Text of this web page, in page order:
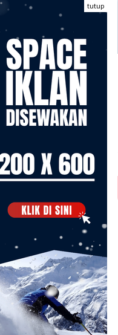
Loncat
konten
tutup